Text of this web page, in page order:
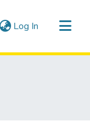
Log In (current)